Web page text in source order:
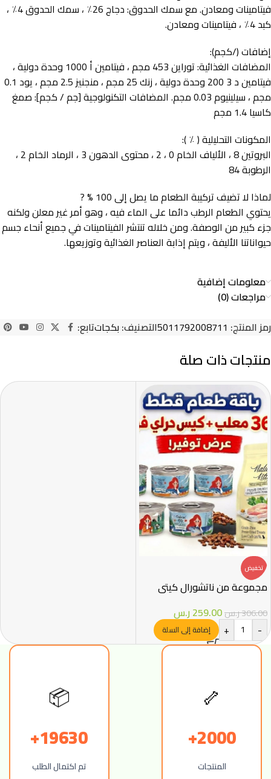
فيتامينات ومعادن. مع سمك الحدوق: دجاج 26٪ ، سمك الحدوق 4٪ ،
كبد 4٪ ، فيتامينات ومعادن.
إضافات (/كجم):
المضافات الغذائية: توراين 453 مجم ، فيتامين أ 1000 وحدة دولية ،
فيتامين د 3 200 وحدة دولية ، زنك 25 مجم ، منجنيز 2.5 مجم ، يود 0.1
مجم ، سيلينيوم 0.03 مجم. المضافات التكنولوجية [جم / كجم]: صمغ
كاسيا 1.4 مجم
المكونات التحليلية ( ٪ ):
البروتين 8 ، الألياف الخام 0 ، 2 ، محتوى الدهون 3 ، الرماد الخام 2 ،
الرطوبة 84
لماذا لا تضيف تركيبة الطعام ما يصل إلى 100 % ?
يحتوي الطعام الرطب دائما على الماء فيه ، وهو أمر غير معلن ولكنه
جزء كبير من الوصفة. ومن خلاله تنتشر الفيتامينات في جميع أنحاء جسم
حيواناتنا الأليفة ، ويتم إذابة العناصر الغذائية وتوزيعها.
معلومات إضافية
مراجعات (0)
رمز المنتج: 5011792008711التصنيف: بكجاتتابع:
منتجات ذات صلة
تخفيض
مجموعة من ناتشورال كيتي
306.00ر.س259.00ر.س
-
+ إضافة إلى السلة
🦴
2000+
المنتجات
📦
19630+
تم اكتمال الطلب